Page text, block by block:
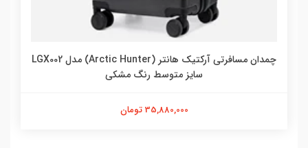
چمدان مسافرتی آرکتیک هانتر (Arctic Hunter) مدل LGX002
سایز متوسط رنگ مشکی
35,880,000 تومان